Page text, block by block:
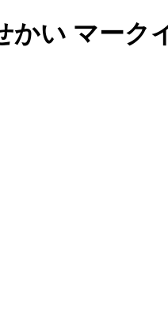
かい マーク